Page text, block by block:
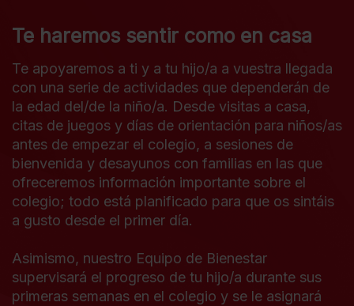
Te haremos sentir como en casa
Te apoyaremos a ti y a tu hijo/a a vuestra llegada
con una serie de actividades que dependerán de
la edad del/de la niño/a. Desde visitas a casa,
citas de juegos y días de orientación para niños/as
antes de empezar el colegio, a sesiones de
bienvenida y desayunos con familias en las que
ofreceremos información importante sobre el
colegio; todo está planificado para que os sintáis
a gusto desde el primer día.
Asimismo, nuestro Equipo de Bienestar
supervisará el progreso de tu hijo/a durante sus
primeras semanas en el colegio y se le asignará